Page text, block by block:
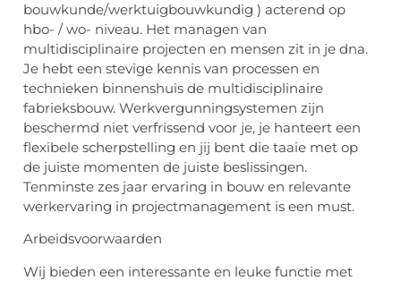
bouwkunde/werktuigbouwkundig ) acterend op
hbo- / wo- niveau. Het managen van
multidisciplinaire projecten en mensen zit in je dna.
Je hebt een stevige kennis van processen en
technieken binnenshuis de multidisciplinaire
fabrieksbouw. Werkvergunningsystemen zijn
beschermd niet verfrissend voor je, je hanteert een
flexibele scherpstelling en jij bent die taaie met op
de juiste momenten de juiste beslissingen.
Tenminste zes jaar ervaring in bouw en relevante
werkervaring in projectmanagement is een must.
Arbeidsvoorwaarden
Wij bieden een interessante en leuke functie met